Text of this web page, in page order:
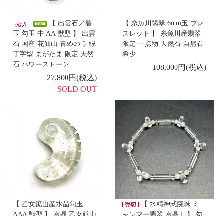
6/17
-再入荷商品 -
【 碧玉 美保岐ペンダント 14kgfチェーン 】
-新着商品 -
【 糸魚川翡翠 小滝産 勾玉 大 】
【 諏訪産黒曜石 ブレスレット 】
-新着商品 -
【 ゴールデンヒーラー ポイント ブラジル産 】
-新着商品 -
【 糸魚川翡翠 6mm玉 ピアス K18 】
【 出雲石／碧
玉 勾玉 中 AA 獣型 】 出雲
石 国産 花仙山 青めのう 緑
丁字型 まがたま 限定 天然
石 パワーストーン
27,800円(税込)
SOLD OUT
【 糸魚川翡翠 6mm玉 ブレ
スレット 】 糸魚川産翡翠
限定 一点物 天然石 自然石
希少
108,000円(税込)
【 乙女鉱山産水晶勾玉
AAA 獣型 】 水晶 乙女鉱山
【 水精神式腕珠 ミ
ャンマー翡翠 水晶 L 】 勾